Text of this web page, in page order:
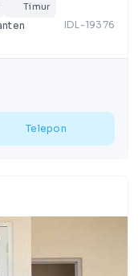
Timur
IDL-19376
Telepon